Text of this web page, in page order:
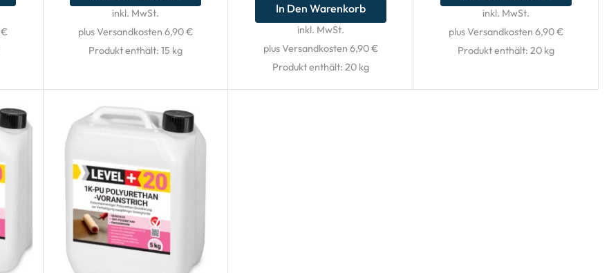
€
inkl. MwSt.
plus Versandkosten 6,90 €
Produkt enthält: 15 kg
In Den Warenkorb
inkl. MwSt.
plus Versandkosten 6,90 €
Produkt enthält: 20 kg
inkl. MwSt.
plus Versandkosten 6,90 €
Produkt enthält: 20 kg